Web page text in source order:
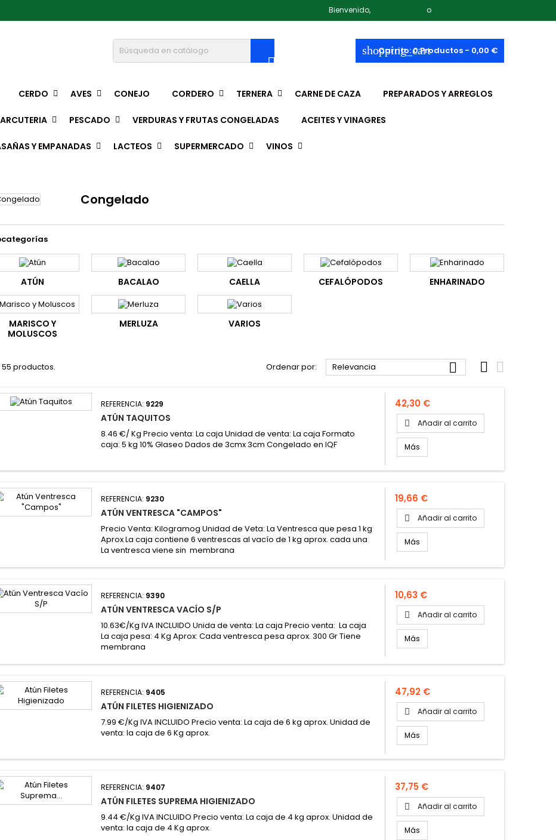
Bienvenido, o
shopping_cart
Carrito:0Productos - 0,00 €

CERDO AVES CONEJO CORDERO TERNERA CARNE DE CAZA PREPARADOS Y ARREGLOS
PESCADO VERDURAS Y FRUTAS CONGELADAS ACEITES Y VINAGRES
Y EMPANADAS LACTEOS SUPERMERCADO VINOS
Congelado
ATÚN BACALAO CAELLA CEFALÓPODOS ENHARINADO
MARISCO Y
MOLUSCOS
MERLUZA VARIOS
55 productos. Ordenar por: Relevancia   
REFERENCIA: 9229
ATÚN TAQUITOS
8.46 €/ Kg Precio venta: La caja Unidad de venta: La caja Formato
caja: 5 kg 10% Glaseo Dados de 3cmx 3cm Congelado en IQF
Precio
42,30 €
 Añadir al carrito
Más
REFERENCIA: 9230
ATÚN VENTRESCA "CAMPOS"
Precio Venta: Kilogramog Unidad de Veta: La Ventresca que pesa 1 kg
Aprox La caja contiene 6 ventrescas al vacío de 1 kg aprox. cada una
La ventresca viene sin membrana
Precio
19,66 €
 Añadir al carrito
Más
REFERENCIA: 9390
ATÚN VENTRESCA VACÍO S/P
10.63€/Kg IVA INCLUIDO Unida de venta: La caja Precio venta: La caja
La caja pesa: 4 Kg Aprox: Cada ventresca pesa aprox. 300 Gr Tiene
membrana
Precio
10,63 €
 Añadir al carrito
Más
REFERENCIA: 9405
ATÚN FILETES HIGIENIZADO
7.99 €/Kg IVA INCLUIDO Precio venta: La caja de 6 kg aprox. Unidad de
venta: la caja de 6 Kg aprox.
Precio
47,92 €
 Añadir al carrito
Más
REFERENCIA: 9407
ATÚN FILETES SUPREMA HIGIENIZADO
9.44 €/Kg IVA INCLUIDO Precio venta: La caja de 4 kg aprox. Unidad de
venta: la caja de 4 Kg aprox.
Precio
37,75 €
 Añadir al carrito
Más